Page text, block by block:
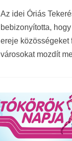
Az idei Óriás
bebizonyította,
ereje közösségeket
városokat mozdít